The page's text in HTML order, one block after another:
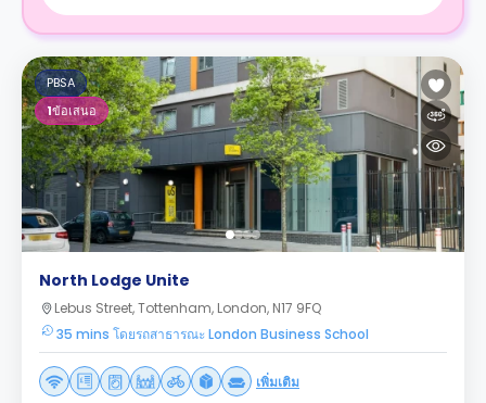
PBSA
1ข้อเสนอ
North Lodge Unite
Lebus Street, Tottenham, London, N17 9FQ
35 mins โดยรถสาธารณะ London Business School
เพิ่มเติม